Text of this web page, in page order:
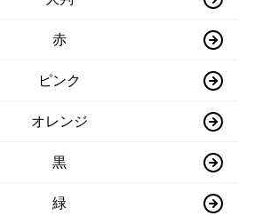
赤
ピンク
オレンジ
黒
緑